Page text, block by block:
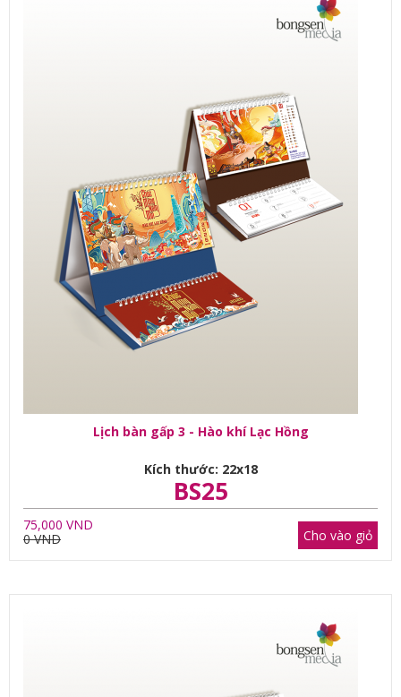
Lịch bàn gấp 3 - Hào khí Lạc Hồng
Kích thước: 22x18
BS25
75,000 VND
0 VND
Cho vào giỏ